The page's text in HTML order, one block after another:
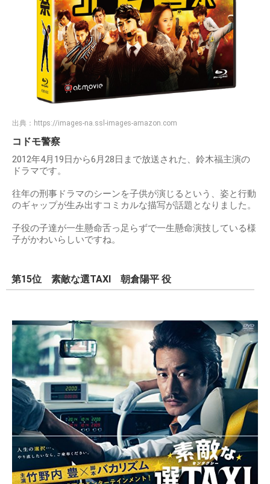
出典： https://images-na.ssl-images-amazon.com
コドモ警察
2012年4月19日から6月28日まで放送された、鈴木福主演の
ドラマです。
往年の刑事ドラマのシーンを子供が演じるという、姿と行動
のギャップが生み出すコミカルな描写が話題となりました。
子役の子達が一生懸命舌っ足らずで一生懸命演技している様
子がかわいらしいですね。
第15位 素敵な選TAXI 朝倉陽平 役